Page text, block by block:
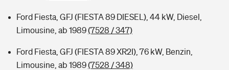
Ford Fiesta, GFJ (FIESTA 89 DIESEL), 44 kW, Diesel,
Limousine, ab 1989(7528 / 347)
Ford Fiesta, GFJ (FIESTA 89 XR2I), 76 kW, Benzin,
Limousine, ab 1989(7528 / 348)